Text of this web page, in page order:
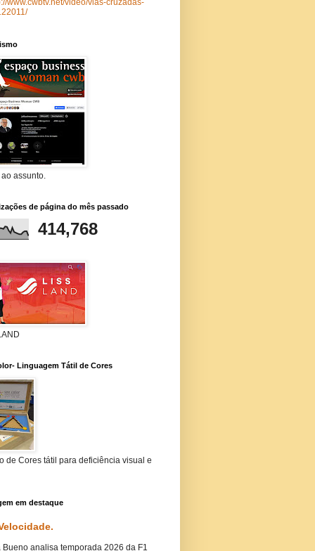
www.cwbtv.net/video/vias-cruzadas-
ao assunto.
de página do mês passado
414,768
Linguagem Tátil de Cores
de Cores tátil para deficiência visual e
em destaque
Bueno analisa temporada 2026 da F1